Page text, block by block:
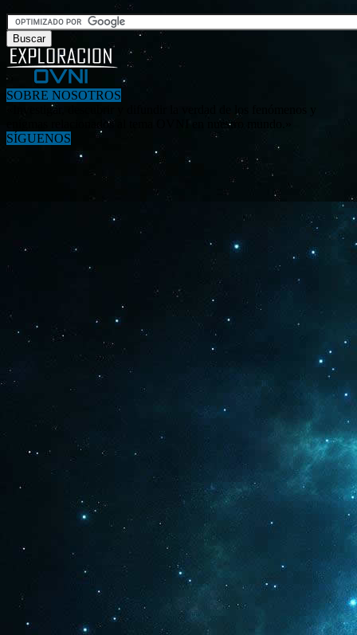
SOBRE NOSOTROS
«Investigar, descubrir y difundir la verdad de los fenómenos y
enigmas relacionados al tema OVNI en nuestro mundo.»
SÍGUENOS